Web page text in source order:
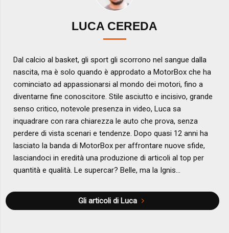
LUCA CEREDA
Dal calcio al basket, gli sport gli scorrono nel sangue dalla
nascita, ma è solo quando è approdato a MotorBox che ha
cominciato ad appassionarsi al mondo dei motori, fino a
diventarne fine conoscitore. Stile asciutto e incisivo, grande
senso critico, notevole presenza in video, Luca sa
inquadrare con rara chiarezza le auto che prova, senza
perdere di vista scenari e tendenze. Dopo quasi 12 anni ha
lasciato la banda di MotorBox per affrontare nuove sfide,
lasciandoci in eredità una produzione di articoli al top per
quantità e qualità. Le supercar? Belle, ma la Ignis...
Gli articoli di Luca